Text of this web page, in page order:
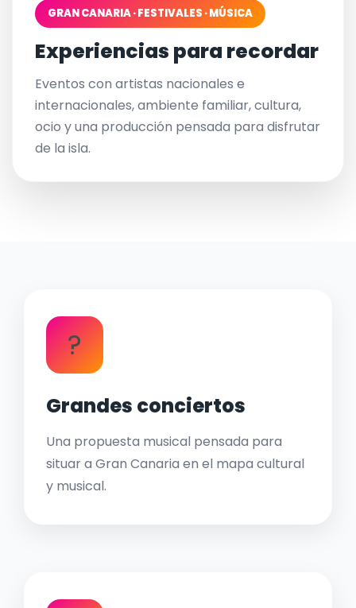
GRAN CANARIA · FESTIVALES · MÚSICA
Experiencias para recordar
Eventos con artistas nacionales e
internacionales, ambiente familiar, cultura,
ocio y una producción pensada para disfrutar
de la isla.
?
Grandes conciertos
Una propuesta musical pensada para
situar a Gran Canaria en el mapa cultural
y musical.